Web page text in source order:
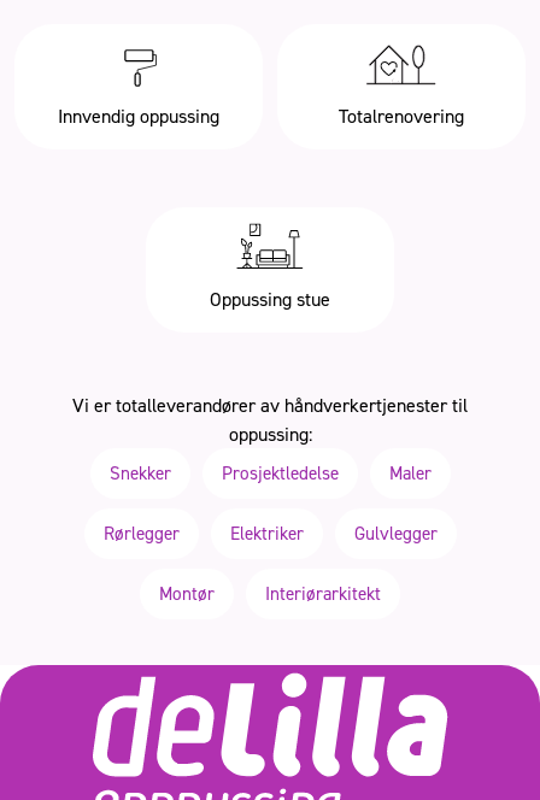
Innvendig oppussing Totalrenovering
Oppussing stue
Vi er totalleverandører av håndverkertjenester til
oppussing:
Snekker Prosjektledelse Maler
Rørlegger Elektriker Gulvlegger
Montør Interiørarkitekt